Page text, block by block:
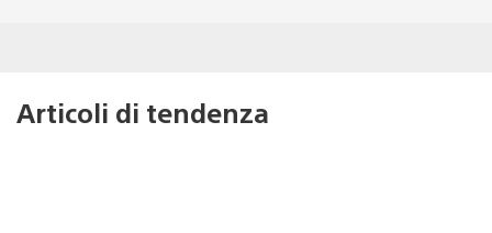
Articoli di tendenza